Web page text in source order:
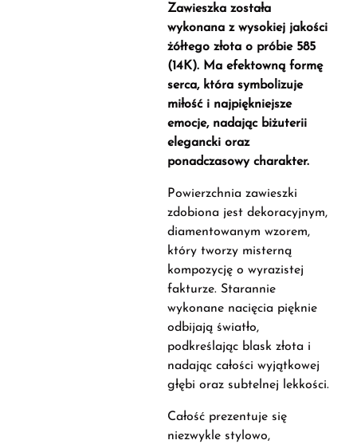
Zawieszka została
wykonana z wysokiej jakości
żółtego złota o próbie 585
(14K). Ma efektowną formę
serca, która symbolizuje
miłość i najpiękniejsze
emocje, nadając biżuterii
elegancki oraz
ponadczasowy charakter.
Powierzchnia zawieszki
zdobiona jest dekoracyjnym,
diamentowanym wzorem,
który tworzy misterną
kompozycję o wyrazistej
fakturze. Starannie
wykonane nacięcia pięknie
odbijają światło,
podkreślając blask złota i
nadając całości wyjątkowej
głębi oraz subtelnej lekkości.
Całość prezentuje się
niezwykle stylowo,